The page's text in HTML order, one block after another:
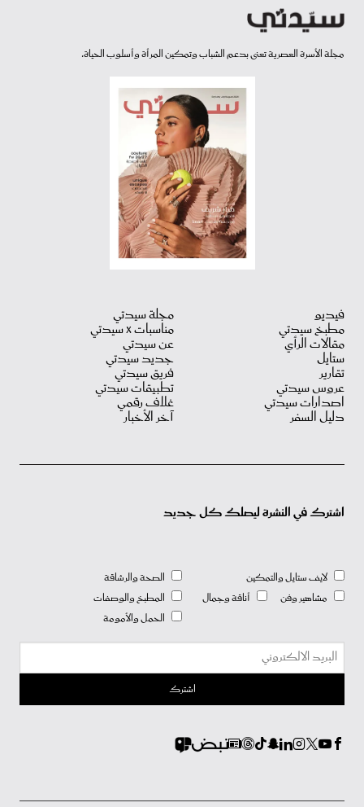
مجلة الأسرة العصرية تعنى بدعم الشباب وتمكين المرأة وأسلوب الحياة.
فيديو
مطبخ سيدتي
مقالات الرأي
ستايل
تقارير
عروس سيدتي
اصدارات سيدتي
دليل السفر
مجلة سيدتي
مناسبات X سيدتي
عن سيدتي
جديد سيدتي
فريق سيدتي
تطبيقات سيدتي
غلاف رقمي
آخر الأخبار
اشترك في النشرة ليصلك كل جديد
لايف ستايل والتمكين
مشاهير وفن
أناقة وجمال
الصحة والرشاقة
المطبخ والوصفات
الحمل والأمومة